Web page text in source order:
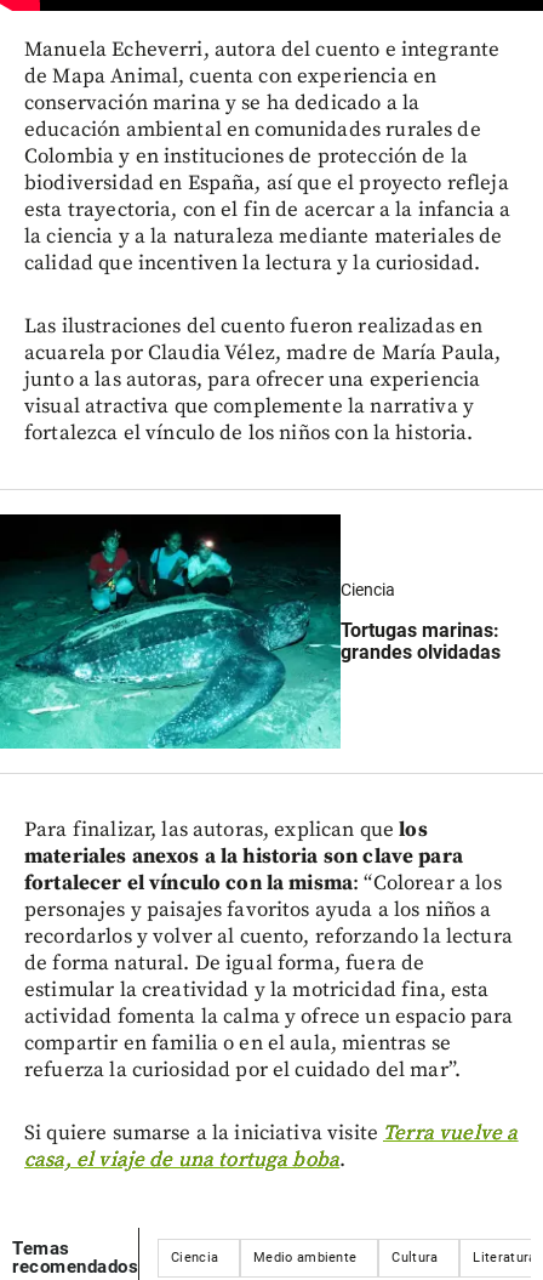
Manuela Echeverri, autora del cuento e integrante
de Mapa Animal, cuenta con experiencia en
conservación marina y se ha dedicado a la
educación ambiental en comunidades rurales de
Colombia y en instituciones de protección de la
biodiversidad en España, así que el proyecto refleja
esta trayectoria, con el fin de acercar a la infancia a
la ciencia y a la naturaleza mediante materiales de
calidad que incentiven la lectura y la curiosidad.
Las ilustraciones del cuento fueron realizadas en
acuarela por Claudia Vélez, madre de María Paula,
junto a las autoras, para ofrecer una experiencia
visual atractiva que complemente la narrativa y
fortalezca el vínculo de los niños con la historia.
Ciencia
Tortugas marinas:
grandes olvidadas
Para finalizar, las autoras, explican quelos
materiales anexos a la historia son clave para
fortalecer el vínculo con la misma: “Colorear a los
personajes y paisajes favoritos ayuda a los niños a
recordarlos y volver al cuento, reforzando la lectura
de forma natural. De igual forma, fuera de
estimular la creatividad y la motricidad fina, esta
actividad fomenta la calma y ofrece un espacio para
compartir en familia o en el aula, mientras se
refuerza la curiosidad por el cuidado del mar”.
Si quiere sumarse a la iniciativa visite Terra vuelve a
casa, el viaje de una tortuga boba.
Temas
recomendados
Ciencia Medio ambiente Cultura Literatura